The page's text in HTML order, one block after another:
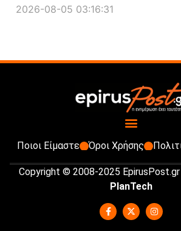
2026-08-05 03:16:31
Ποιοι Είμαστε Όροι Χρήσης
Copyright © 2008-2025
PlanTech